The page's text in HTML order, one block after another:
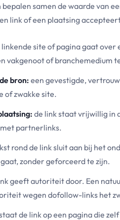
samen de waarde van
link of een plaatsing
linkende site of pagina gaat
vakgenoot of branchemedium
bron: een gevestigde,
of zwakke site.
de link staat vrijwillig in
partnerlinks.
rond de link sluit aan bij het
zonder geforceerd te zijn.
geeft autoriteit door. Een
wegen dofollow-links het
de link op een pagina die